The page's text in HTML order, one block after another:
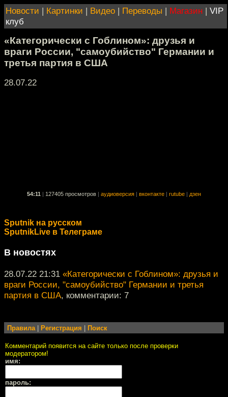
Новости | Картинки | Видео | Переводы | Магазин | VIP
клуб
«Категорически с Гоблином»: друзья и
враги России, "самоубийство" Германии и
третья партия в США
28.07.22
54:11 127405 просмотров аудиоверсия вконтакте rutube дзен
Sputnik на русском
SputnikLive в Телеграме
В новостях
28.07.22 21:31 «Категорически с Гоблином»: друзья и
враги России, "самоубийство" Германии и третья
партия в США, комментарии: 7
Правила| Регистрация Поиск
Комментарий появится на сайте только после проверки
модератором!
имя:
пароль: